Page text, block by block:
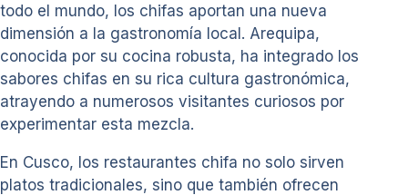
todo el mundo, los chifas aportan una nueva
dimensión a la gastronomía local. Arequipa,
conocida por su cocina robusta, ha integrado los
sabores chifas en su rica cultura gastronómica,
atrayendo a numerosos visitantes curiosos por
experimentar esta mezcla.
En Cusco, los restaurantes chifa no solo sirven
platos tradicionales, sino que también ofrecen